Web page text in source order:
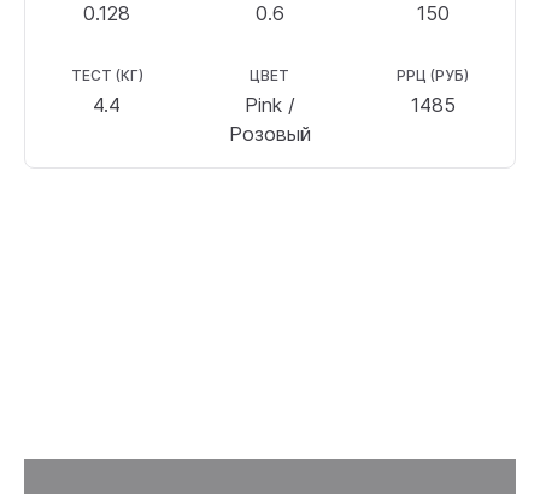
0.128 0.6 150
ТЕСТ (КГ)
4.4
ЦВЕТ
Pink /
Розовый
РРЦ (РУБ)
1485